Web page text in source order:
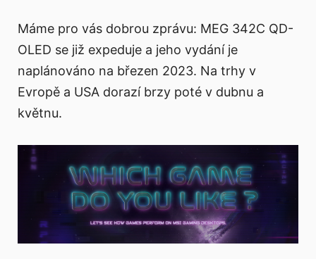
Máme pro vás dobrou zprávu: MEG 342C QD-
OLED se již expeduje a jeho vydání je
naplánováno na březen 2023. Na trhy v
Evropě a USA dorazí brzy poté v dubnu a
květnu.